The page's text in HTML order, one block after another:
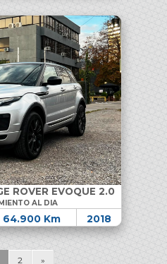
ROVER EVOQUE 2.0
AL DIA
64.900 Km 2018
2 »